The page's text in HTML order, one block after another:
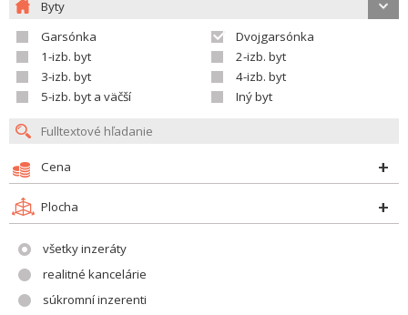
Byty
Garsónka
Dvojgarsónka
1-izb. byt
2-izb. byt
3-izb. byt
4-izb. byt
5-izb. byt a väčší
Iný byt
Cena
Plocha
všetky inzeráty
realitné kancelárie
súkromní inzerenti